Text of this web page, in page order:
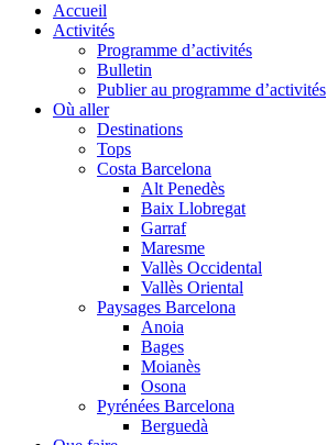
Accueil
Activités
Programme d’activités
Bulletin
Publier au programme d’activités
Où aller
Destinations
Tops
Costa Barcelona
Alt Penedès
Baix Llobregat
Garraf
Maresme
Vallès Occidental
Vallès Oriental
Paysages Barcelona
Anoia
Bages
Moianès
Osona
Pyrénées Barcelona
Berguedà